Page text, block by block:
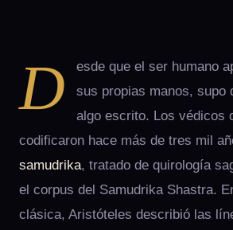
D
esde que el ser humano
sus propias manos, supo
algo escrito. Los védicos
codificaron hace más de tres mil
samudrika, tratado de quirología
el corpus del Samudrika Shastra.
clásica, Aristóteles describió las